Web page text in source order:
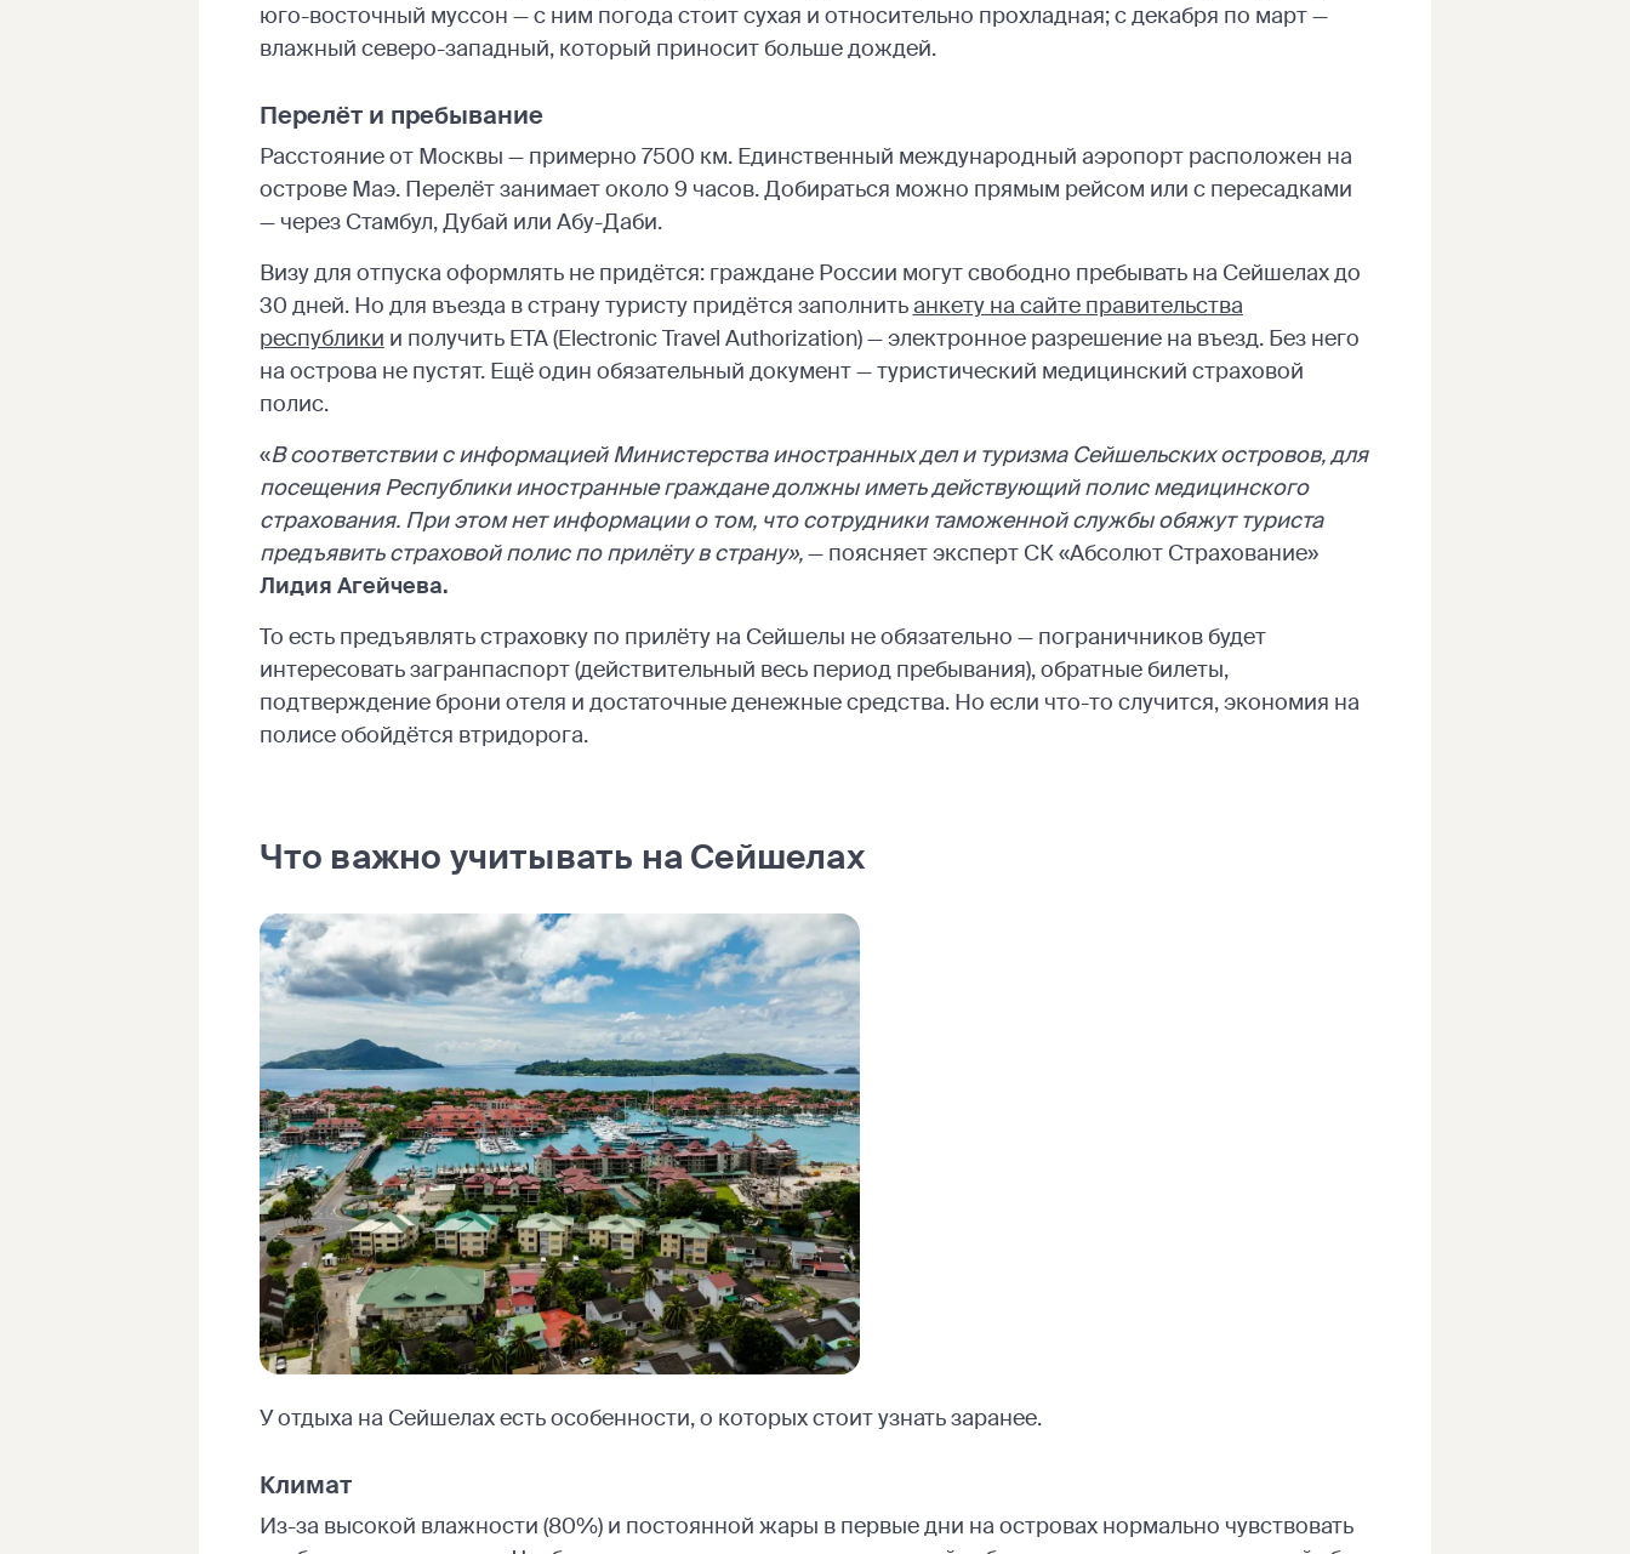
юго-восточный муссон — с ним погода стоит сухая и относительно прохладная; с декабря по март —
влажный северо-западный, который приносит больше дождей.
Перелёт и пребывание
Расстояние от Москвы — примерно 7500 км. Единственный международный аэропорт расположен на
острове Маэ. Перелёт занимает около 9 часов. Добираться можно прямым рейсом или с пересадками
— через Стамбул, Дубай или Абу-Даби.
Визу для отпуска оформлять не придётся: граждане России могут свободно пребывать на Сейшелах до
30 дней. Но для въезда в страну туристу придётся заполнитьанкету на сайте правительства
республики и получить ETA (Electronic Travel Authorization) — электронное разрешение на въезд. Без него
на острова не пустят. Ещё один обязательный документ — туристический медицинский страховой
полис.
«В соответствии с информацией Министерства иностранных дел и туризма Сейшельских островов, для
посещения Республики иностранные граждане должны иметь действующий полис медицинского
страхования. При этом нет информации о том, что сотрудники таможенной службы обяжут туриста
предъявить страховой полис по прилёту в страну»,— поясняет эксперт СК «Абсолют Страхование»
Лидия Агейчева.
То есть предъявлять страховку по прилёту на Сейшелы не обязательно — пограничников будет
интересовать загранпаспорт (действительный весь период пребывания), обратные билеты,
подтверждение брони отеля и достаточные денежные средства. Но если что-то случится, экономия на
полисе обойдётся втридорога.
Что важно учитывать на Сейшелах
У отдыха на Сейшелах есть особенности, о которых стоит узнать заранее.
Климат
Из-за высокой влажности (80%) и постоянной жары в первые дни на островах нормально чувствовать